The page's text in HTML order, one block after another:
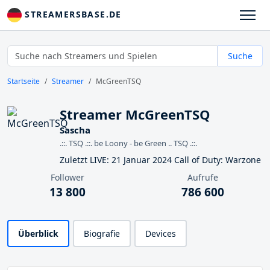
STREAMERSBASE.DE
Suche
Startseite Streamer McGreenTSQ
Streamer McGreenTSQ
Sascha
.::. TSQ .::. be Loony - be Green .. TSQ .::.
Zuletzt LIVE: 21 Januar 2024 Call of Duty: Warzone
Follower
13 800
Aufrufe
786 600
Überblick Biografie Devices